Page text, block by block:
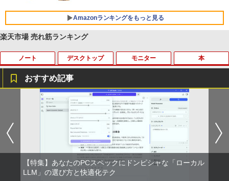
￥3,480
Amazonランキングをもっと見る
薬屋のひとりごと 17巻 (デジタル版ビッグガ
ンガンコミックス)
￥770
異世界居酒屋「のぶ」(22) (角川コミックス・
エース)
￥832
楽天市場 売れ筋ランキング
ノート
8月5日限定10倍＆抽選10000P！｜2021
年モデル！高性能ノートパソコン Windo
ws11 富士通 LIFEBOOK A5511 第11世
代Celeron 6305U最大メモリ32GB 秒速
起動新品SSD2TB テンキー内蔵 15.6型大
画面 ノートパソコン中古 オフィス付き
Microsoftoffice2024可 送料無料 WIFI
￥15,120
デスクトップ
R309-Apple Mac mini A1347 1点 MacO
S Catalina 10.15.7/CPU Core i5-4260U/
メモリ 4GB/SATA 500GB intel HD Grap
hics 5000 1536MB グラフィックス搭載
★送料無料【中古動作品】
￥6,480
モニター
【中古良品】【安心保証】Princeton 21.
5型ワイドカラー液晶ディスプレイ PTF
WDE-22W / PTFBDE-22W ブラック/ ホ
ワイト色 スピーカー搭載 プリンストン
￥4,050
本
YOGAポーズの教科書 [ 綿本彰 ]
￥2,090
ザ・ファブル 全巻セット(1-22巻セット)
おすすめ記事
【特集】あなたのPCスペックにドンピシャな「ローカル
LLM」の選び方と快適化テク